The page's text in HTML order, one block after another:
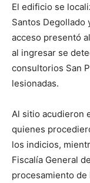
El edificio se
Santos Degollado
acceso presentó
al ingresar se
consultorios San
lesionadas.
Al sitio acudieron
quienes
los indicios,
Fiscalía General
procesamiento de